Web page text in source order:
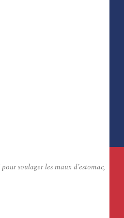
soulager les maux d’estomac,